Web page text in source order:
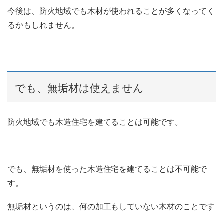
今後は、防火地域でも木材が使われることが多くなってく
るかもしれません。
でも、無垢材は使えません
防火地域でも木造住宅を建てることは可能です。
でも、無垢材を使った木造住宅を建てることは不可能で
す。
無垢材というのは、何の加工もしていない木材のことです